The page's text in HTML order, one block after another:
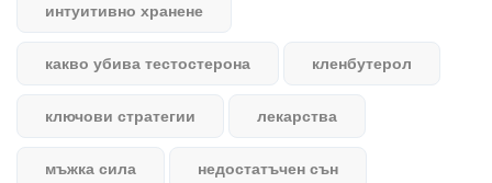
интуитивно хранене
какво убива тестостерона кленбутерол
ключови стратегии лекарства
мъжка сила недостатъчен сън